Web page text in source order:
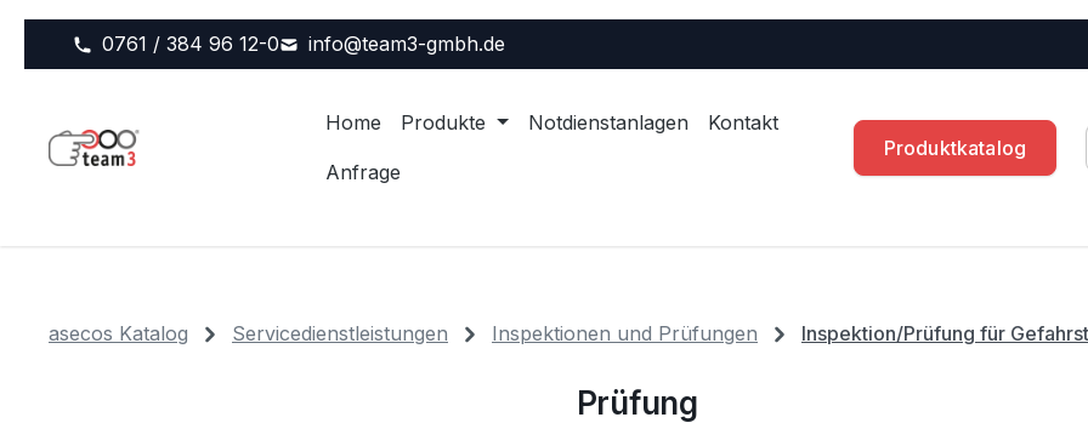
0761 / 384 96 12-0 info@team3-gmbh.de
Home Produkte Notdienstanlagen Kontakt
Anfrage
Produktkatalog
asecos Katalog Servicedienstleistungen Inspektionen und Prüfungen
Inspektion/Prüfung für
Prüfung